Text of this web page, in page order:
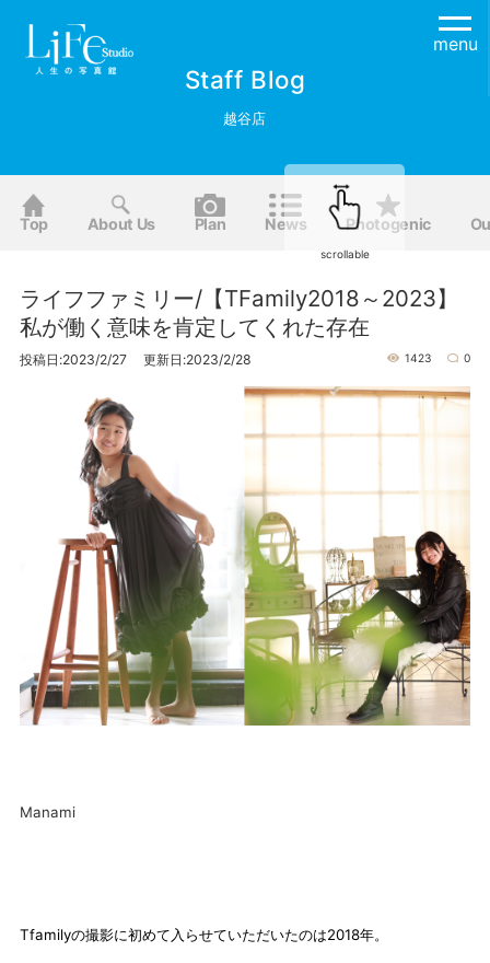
menu
Staff Blog
越谷店
Top About Us Plan News Photogenic
ライフファミリー/【TFamily2018～2023】
私が働く意味を肯定してくれた存在
投稿日:2023/2/27 更新日:2023/2/28 1423 0
Manami
Tfamilyの撮影に初めて入らせていただいたのは2018年。